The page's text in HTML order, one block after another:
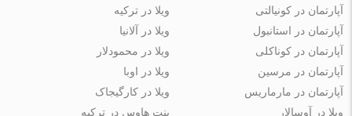
آپارتمان در کونیالتی
آپارتمان در استانبول
آپارتمان در کوناکلی
آپارتمان در مرسین
آپارتمان در مارماریس
ویلا در ترکیه
ویلا در آلانیا
ویلا در محمودلار
ویلا در اوبا
ویلا در کارگیجاک
ویلا در آوسالار
پنت هاوس در ترکیه